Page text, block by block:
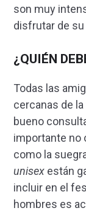
son muy
disfrutar de
¿QUIÉN
Todas las
cercanas de
bueno
importante no
como la
unisex están
incluir en el
hombres es